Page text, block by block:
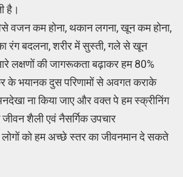
है।
वजन कम होना, थकान लगना, खून कम होना,
रंग बदलना, शरीर में सुस्ती, गले से खून
लक्षणों की जागरूकता बढ़ाकर हम 80%
के भयानक दुस परिणामों से अवगत कराके
ना किया जाए और वक्त पे हम स्क्रीनिंग
शैली एवं नैसर्गिक उपचार
लोगों को हम अच्छे स्तर का जीवनमान दे सकते